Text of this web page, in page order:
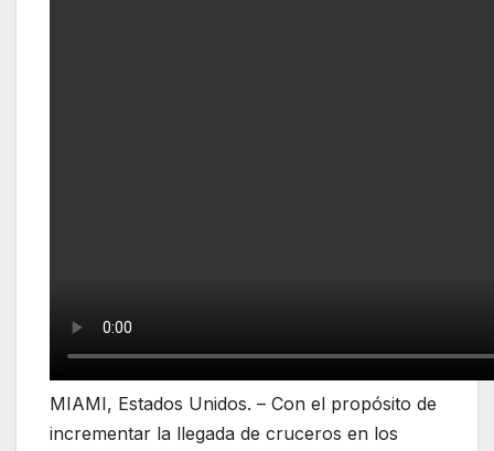
MIAMI, Estados Unidos. – Con el propósito de
incrementar la llegada de cruceros en los